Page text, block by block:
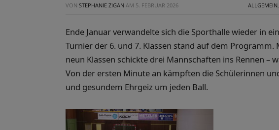
VON STEPHANIE ZIGAN AM 5. FEBRUAR 2026 ALLGEMEIN,
Ende Januar verwandelte sich die Sporthalle wieder in
Turnier der 6. und 7. Klassen stand auf dem Programm.
neun Klassen schickte drei Mannschaften ins Rennen –
Von der ersten Minute an kämpften die Schülerinnen
und gesundem Ehrgeiz um jeden Ball.